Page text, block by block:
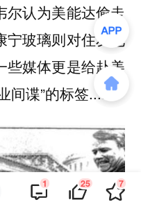
尔认为美能达偷走
宁玻璃则对住友电
些媒体更是给赴美
间谍”的标签......
1 25 7